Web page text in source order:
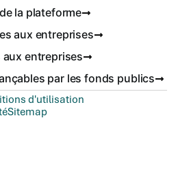
la plateforme
aux entreprises
aux entreprises
par les fonds publics
d'utilisation
Sitemap